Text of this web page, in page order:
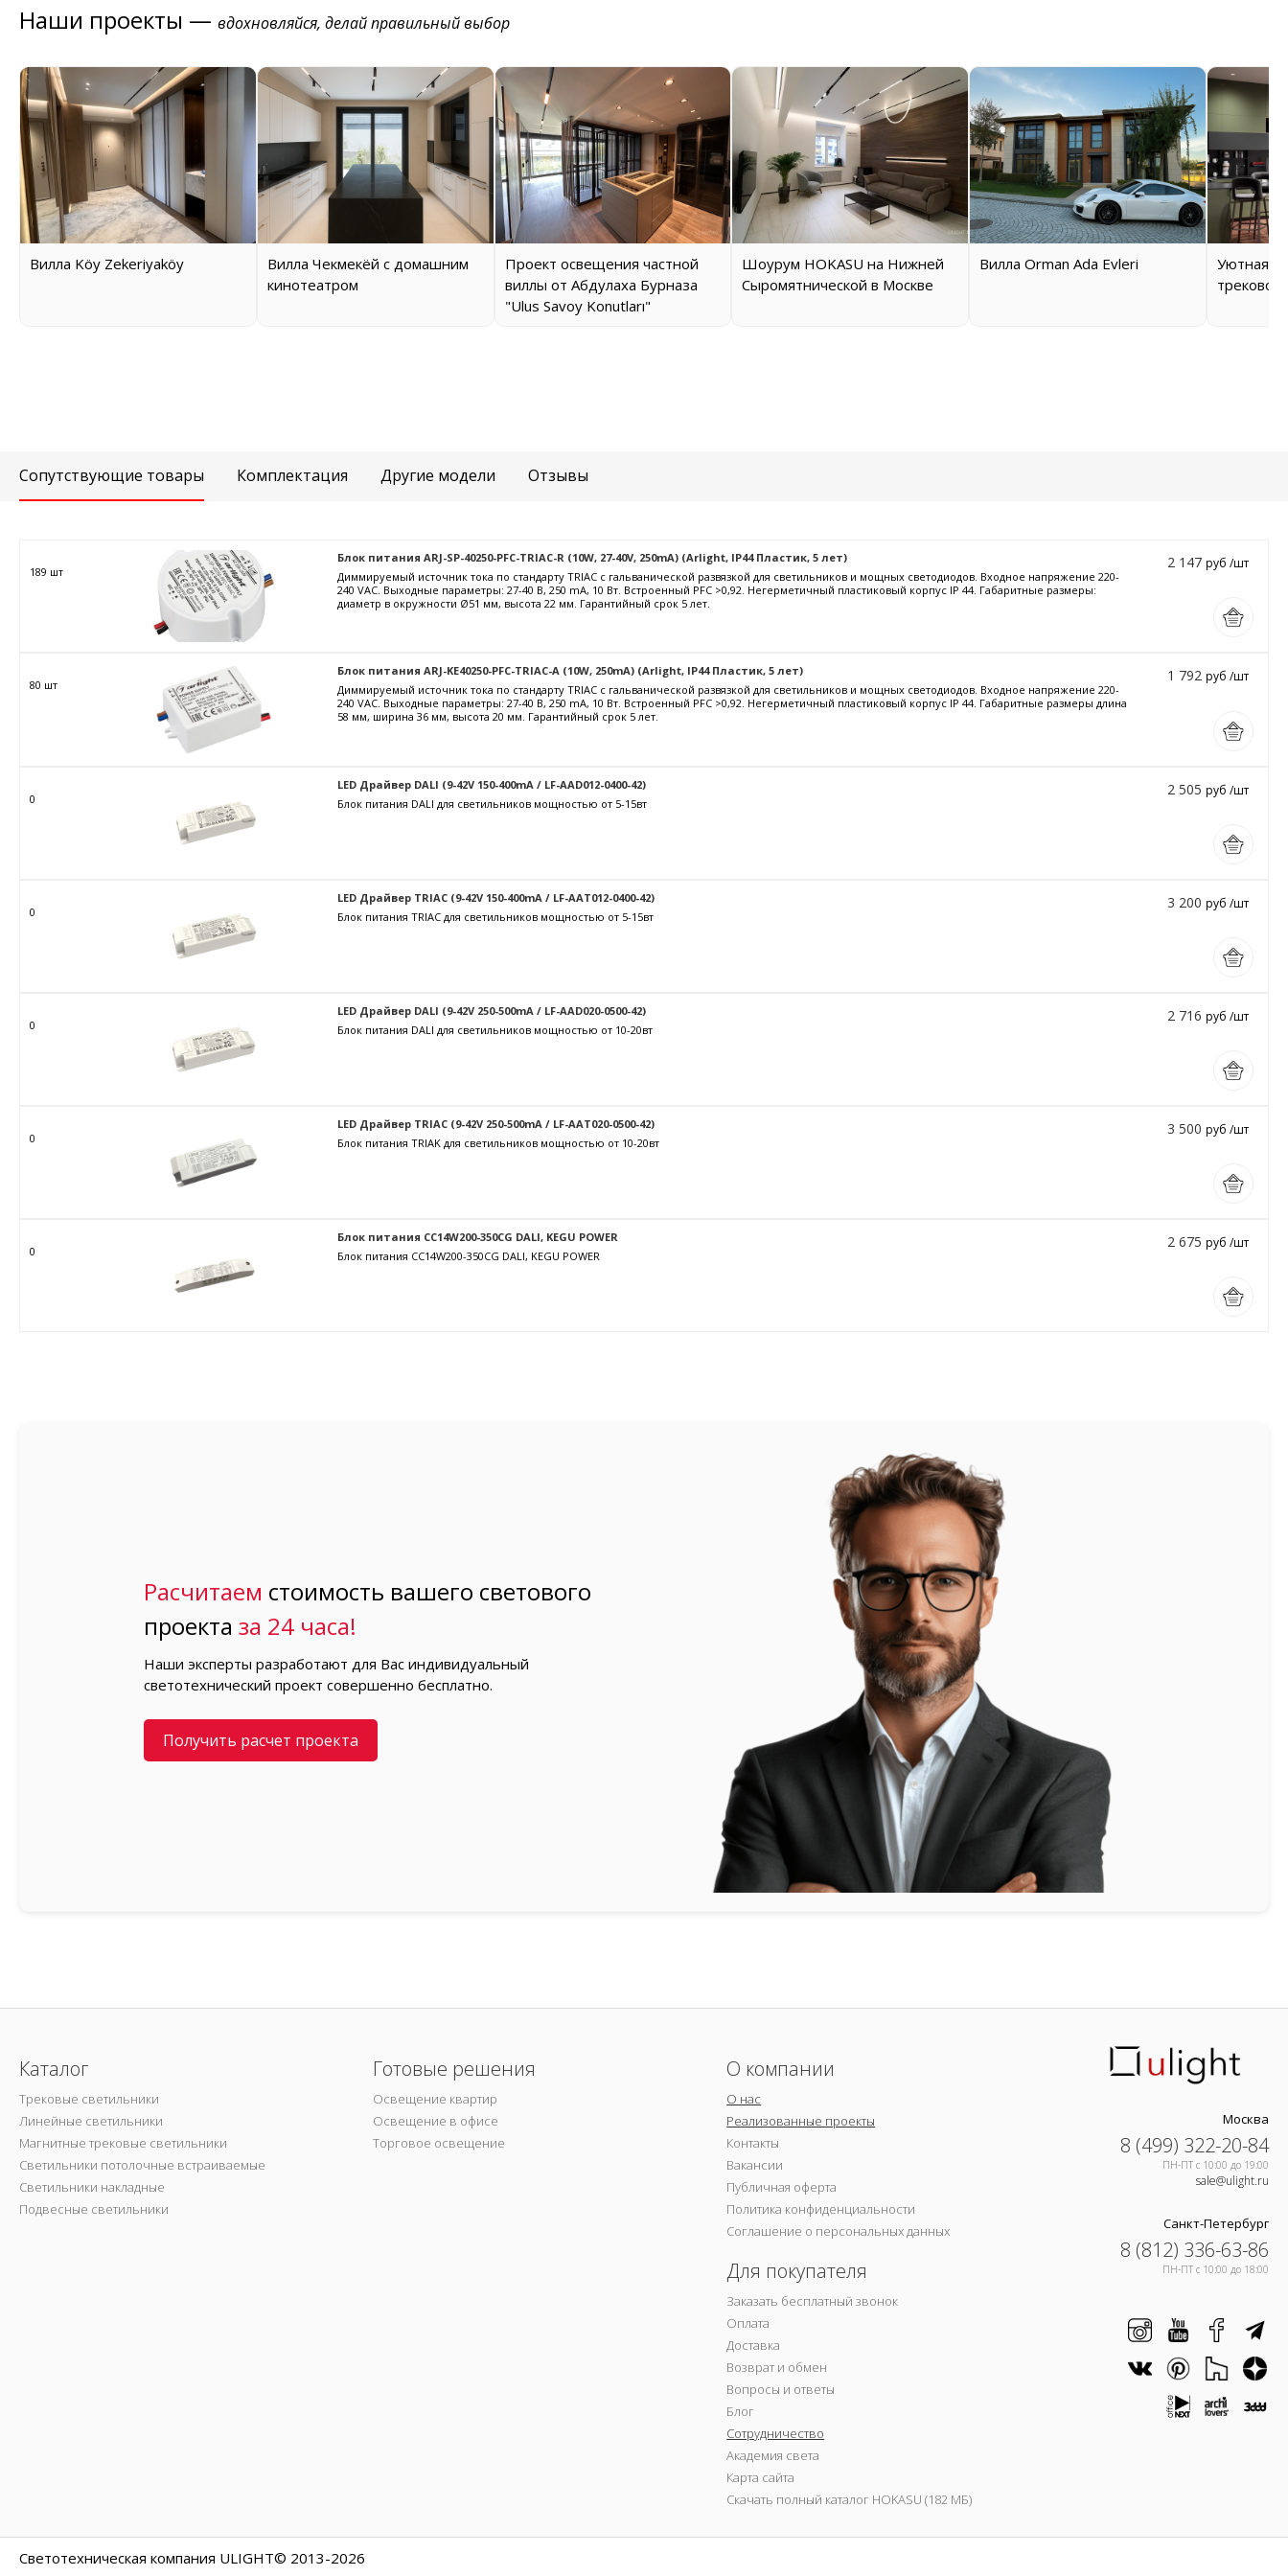
Наши проекты — вдохновляйся, делай правильный выбор
Вилла Köy Zekeriyaköy
Вилла Чекмекёй с домашним
кинотеатром
Проект освещения частной
виллы от Абдулаха Бурназа
"Ulus Savoy Konutları"
Шоурум HOKASU на Нижней
Сыромятнической в Москве
Вилла Orman Ada Evleri
Уютная
трековой
Сопутствующие товары Комплектация Другие модели Отзывы
189 шт
Блок питания ARJ-SP-40250-PFC-TRIAC-R (10W, 27-40V, 250mA) (Arlight, IP44 Пластик, 5 лет)
Диммируемый источник тока по стандарту TRIAC с гальванической развязкой для светильников и мощных светодиодов. Входное напряжение 220-
240 VAC. Выходные параметры: 27-40 В, 250 mА, 10 Вт. Встроенный PFC >0,92. Негерметичный пластиковый корпус IP 44. Габаритные размеры:
диаметр в окружности Ø51 мм, высота 22 мм. Гарантийный срок 5 лет.
2 147 руб /шт
80 шт
Блок питания ARJ-KE40250-PFC-TRIAC-A (10W, 250mA) (Arlight, IP44 Пластик, 5 лет)
Диммируемый источник тока по стандарту TRIAC с гальванической развязкой для светильников и мощных светодиодов. Входное напряжение 220-
240 VAC. Выходные параметры: 27-40 В, 250 mА, 10 Вт. Встроенный PFC >0,92. Негерметичный пластиковый корпус IP 44. Габаритные размеры длина
58 мм, ширина 36 мм, высота 20 мм. Гарантийный срок 5 лет.
1 792 руб /шт
0
LED Драйвер DALI (9-42V 150-400mA / LF-AAD012-0400-42)
Блок питания DALI для светильников мощностью от 5-15вт
2 505 руб /шт
0
LED Драйвер TRIAC (9-42V 150-400mA / LF-AAT012-0400-42)
Блок питания TRIAC для светильников мощностью от 5-15вт
3 200 руб /шт
0
LED Драйвер DALI (9-42V 250-500mA / LF-AAD020-0500-42)
Блок питания DALI для светильников мощностью от 10-20вт
2 716 руб /шт
0
LED Драйвер TRIAC (9-42V 250-500mA / LF-AAT020-0500-42)
Блок питания TRIAK для светильников мощностью от 10-20вт
3 500 руб /шт
0
Блок питания CC14W200-350CG DALI, KEGU POWER
Блок питания CC14W200-350CG DALI, KEGU POWER
2 675 руб /шт
Расчитаем стоимость вашего светового
проектаза 24 часа!
Наши эксперты разработают для Вас индивидуальный
светотехнический проект совершенно бесплатно.
Получить расчет проекта
Каталог
Трековые светильники
Линейные светильники
Магнитные трековые светильники
Светильники потолочные встраиваемые
Светильники накладные
Подвесные светильники
Готовые решения
Освещение квартир
Освещение в офисе
Торговое освещение
О компании
О нас
Реализованные проекты
Контакты
Вакансии
Публичная оферта
Политика конфиденциальности
Соглашение о персональных данных
Для покупателя
Заказать бесплатный звонок
Оплата
Доставка
Возврат и обмен
Вопросы и ответы
Блог
Сотрудничество
Академия света
Карта сайта
Скачать полный каталог HOKASU (182 МБ)
Москва
8 (499) 322-20-84
ПН-ПТ c 10:00 до 19:00
sale@ulight.ru
Санкт-Петербург
8 (812) 336-63-86
ПН-ПТ c 10:00 до 18:00
Светотехническая компания ULIGHT© 2013-2026